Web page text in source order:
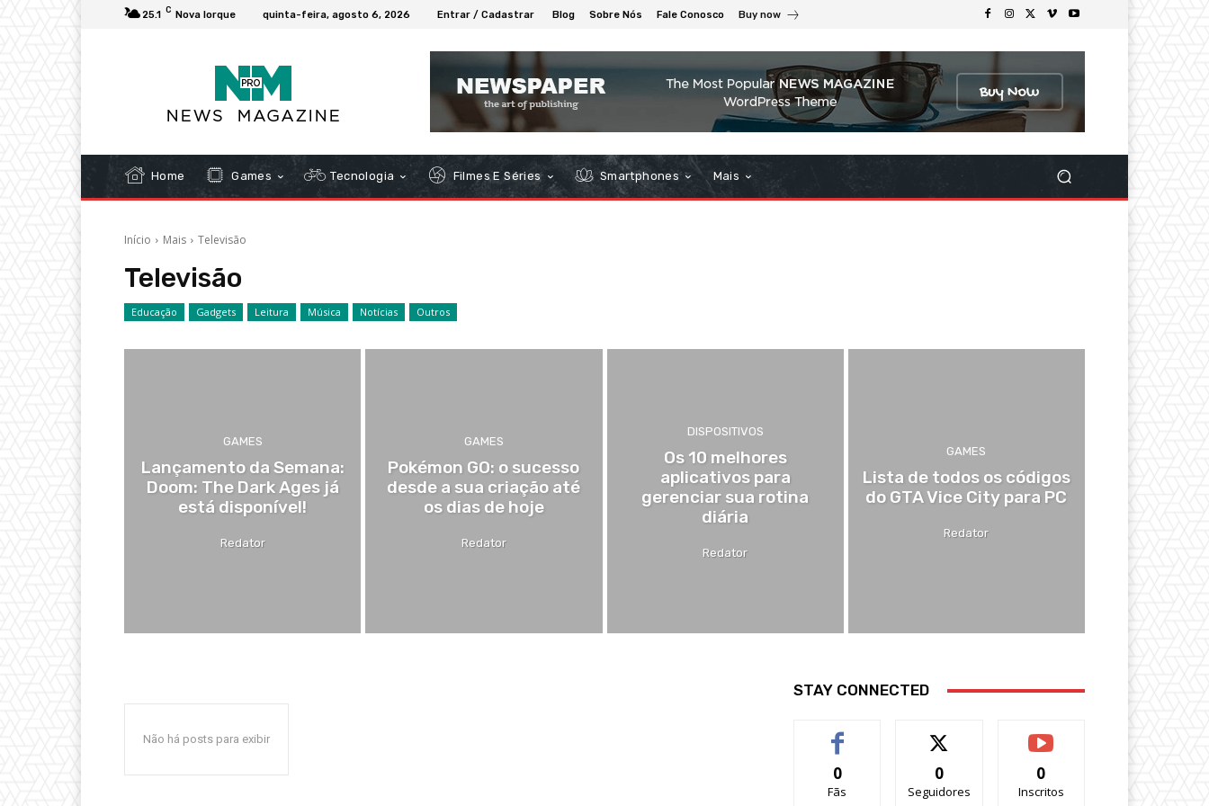
25.1 C Nova Iorque quinta-feira, agosto 6, 2026 Entrar / Cadastrar Blog Sobre Nós Fale Conosco Buy now
Home Games Tecnologia Filmes E Séries Smartphones Mais
Início Mais Televisão
Televisão
Educação Gadgets Leitura Música Notícias Outros
GAMES
Lançamento da Semana:
Doom: The Dark Ages já
está disponível!
Redator
GAMES
Pokémon GO: o sucesso
desde a sua criação até
os dias de hoje
Redator
DISPOSITIVOS
Os 10 melhores
aplicativos para
gerenciar sua rotina
diária
Redator
GAMES
Lista de todos os códigos
do GTA Vice City para PC
Redator
Não há posts para exibir
STAY CONNECTED
0
Fãs
0
Seguidores
0
Inscritos